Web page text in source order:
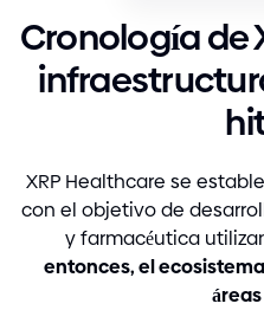
Cronología de
XRP Healthcare se
con el objetivo de
y farmacéutica
entonces, el